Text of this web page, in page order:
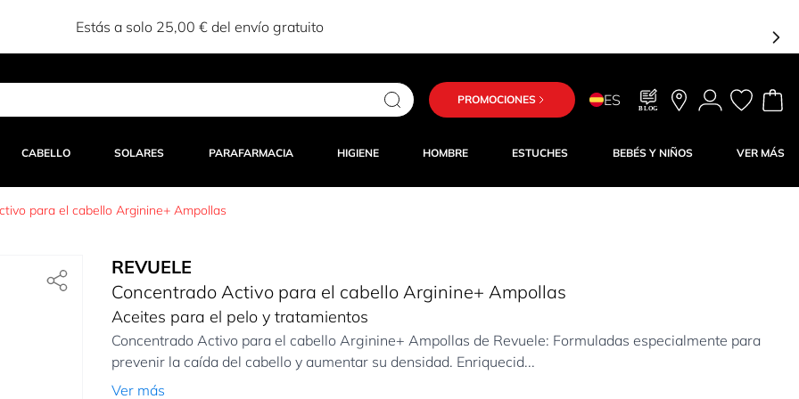
Estás a solo 25,00 € del envío gratuito
PROMOCIONES ES BLOG
CABELLO SOLARES PARAFARMACIA HIGIENE HOMBRE ESTUCHES BEBÉS Y NIÑOS VER MÁS
para el cabello Arginine+ Ampollas
REVUELE
Concentrado Activo para el cabello Arginine+ Ampollas
Aceites para el pelo y tratamientos
Concentrado Activo para el cabello Arginine+ Ampollas de Revuele: Formuladas especialmente para
prevenir la caída del cabello y aumentar su densidad. Enriquecid...
Ver más